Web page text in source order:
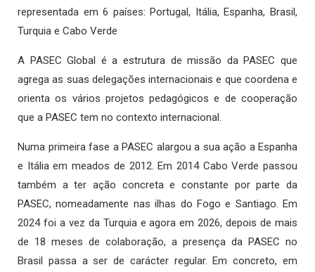
representada em 6 países: Portugal, Itália, Espanha, Brasil,
Turquia e Cabo Verde
A PASEC Global é a estrutura de missão da PASEC que
agrega as suas delegações internacionais e que coordena e
orienta os vários projetos pedagógicos e de cooperação
que a PASEC tem no contexto internacional.
Numa primeira fase a PASEC alargou a sua ação a Espanha
e Itália em meados de 2012. Em 2014 Cabo Verde passou
também a ter ação concreta e constante por parte da
PASEC, nomeadamente nas ilhas do Fogo e Santiago. Em
2024 foi a vez da Turquia e agora em 2026, depois de mais
de 18 meses de colaboração, a presença da PASEC no
Brasil passa a ser de carácter regular. Em concreto, em